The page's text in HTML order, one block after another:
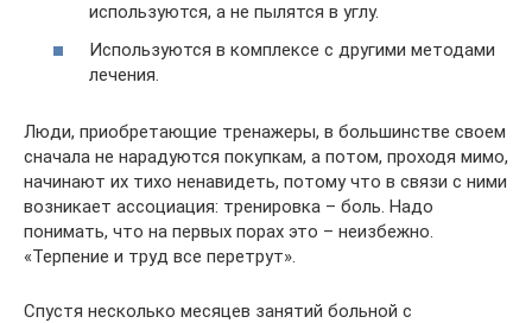
используются, а не пылятся в углу.
Используются в комплексе с другими методами
лечения.
Люди, приобретающие тренажеры, в большинстве своем
сначала не нарадуются покупкам, а потом, проходя мимо,
начинают их тихо ненавидеть, потому что в связи с ними
возникает ассоциация: тренировка – боль. Надо
понимать, что на первых порах это – неизбежно.
«Терпение и труд все перетрут».
Спустя несколько месяцев занятий больной с